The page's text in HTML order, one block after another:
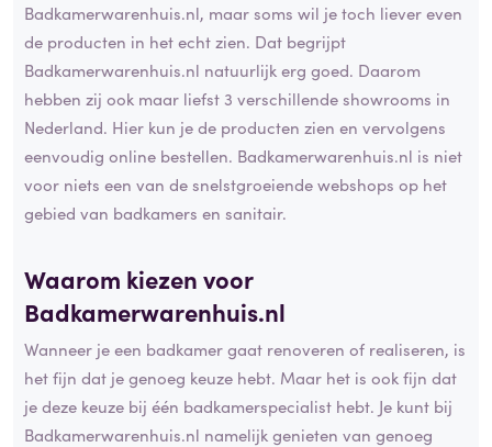
Badkamerwarenhuis.nl, maar soms wil je toch liever even
de producten in het echt zien. Dat begrijpt
Badkamerwarenhuis.nl natuurlijk erg goed. Daarom
hebben zij ook maar liefst 3 verschillende showrooms in
Nederland. Hier kun je de producten zien en vervolgens
eenvoudig online bestellen. Badkamerwarenhuis.nl is niet
voor niets een van de snelstgroeiende webshops op het
gebied van badkamers en sanitair.
Waarom kiezen voor
Badkamerwarenhuis.nl
Wanneer je een badkamer gaat renoveren of realiseren, is
het fijn dat je genoeg keuze hebt. Maar het is ook fijn dat
je deze keuze bij één badkamerspecialist hebt. Je kunt bij
Badkamerwarenhuis.nl namelijk genieten van genoeg